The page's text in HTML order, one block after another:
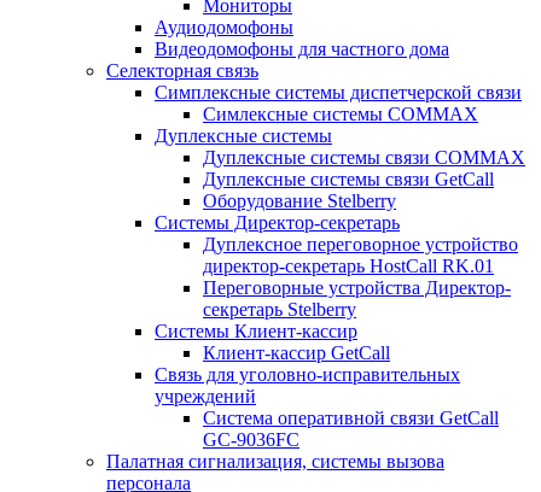
Мониторы
Аудиодомофоны
Видеодомофоны для частного дома
Селекторная связь
Симплексные системы диспетчерской связи
Симлексные системы COMMAX
Дуплексные системы
Дуплексные системы связи COMMAX
Дуплексные системы связи GetCall
Оборудование Stelberry
Системы Директор-секретарь
Дуплексное переговорное устройство
директор-секретарь HostCall RK.01
Переговорные устройства Директор-
секретарь Stelberry
Системы Клиент-кассир
Клиент-кассир GetCall
Связь для уголовно-исправительных
учреждений
Система оперативной связи GetCall
GC-9036FC
Палатная сигнализация, системы вызова
персонала